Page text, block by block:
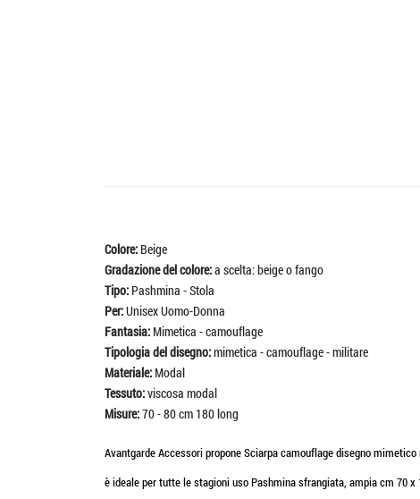
Colore: Beige
Gradazione del colore:a scelta: beige o fango
Tipo: Pashmina - Stola
Per:Unisex Uomo-Donna
Fantasia: Mimetica - camouflage
Tipologia del disegno:mimetica - camouflage - militare
Materiale: Modal
Tessuto:viscosa modal
Misure:70 - 80 cm 180 long
Avantgarde Accessori propone Sciarpa camouflage disegno
è ideale per tutte le stagioni uso Pashmina sfrangiata, ampia cm 70 x